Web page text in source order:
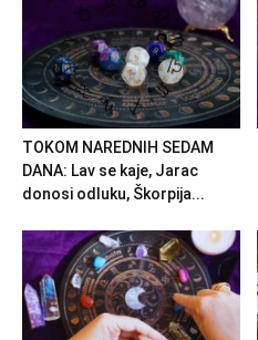
TOKOM NAREDNIH SEDAM
DANA: Lav se kaje, Jarac
donosi odluku, Škorpija...